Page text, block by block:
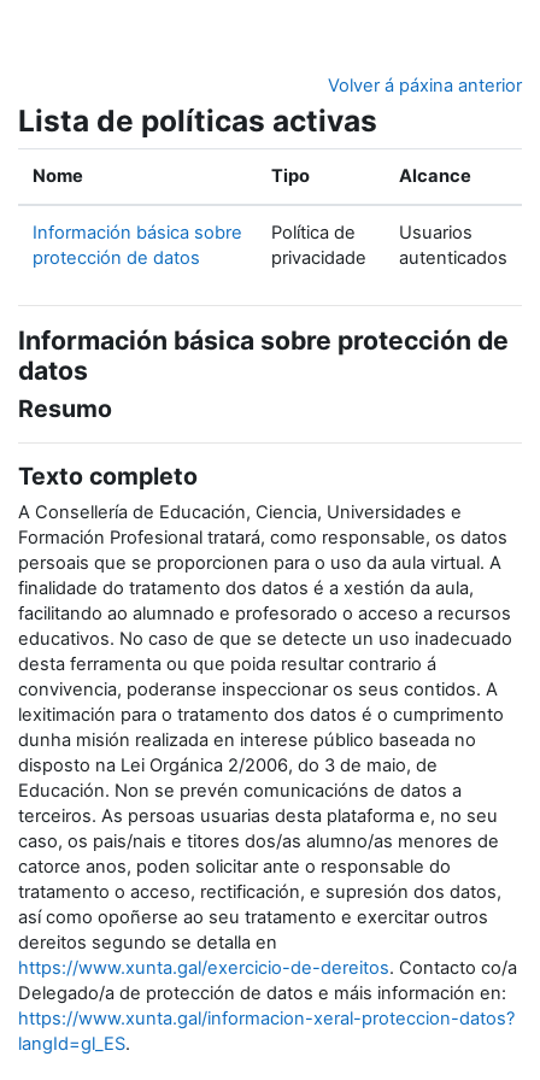
Volver á páxina anterior
Lista de políticas activas
Nome Tipo Alcance
Información básica sobre
protección de datos
Política de
privacidade
Usuarios
autenticados
Información básica sobre protección de
datos
Resumo
Texto completo
A Consellería de Educación, Ciencia, Universidades e
Formación Profesional tratará, como responsable, os datos
persoais que se proporcionen para o uso da aula virtual. A
finalidade do tratamento dos datos é a xestión da aula,
facilitando ao alumnado e profesorado o acceso a recursos
educativos. No caso de que se detecte un uso inadecuado
desta ferramenta ou que poida resultar contrario á
convivencia, poderanse inspeccionar os seus contidos. A
lexitimación para o tratamento dos datos é o cumprimento
dunha misión realizada en interese público baseada no
disposto na Lei Orgánica 2/2006, do 3 de maio, de
Educación. Non se prevén comunicacións de datos a
terceiros. As persoas usuarias desta plataforma e, no seu
caso, os pais/nais e titores dos/as alumno/as menores de
catorce anos, poden solicitar ante o responsable do
tratamento o acceso, rectificación, e supresión dos datos,
así como opoñerse ao seu tratamento e exercitar outros
dereitos segundo se detalla en
https://www.xunta.gal/exercicio-de-dereitos. Contacto co/a
Delegado/a de protección de datos e máis información en:
https://www.xunta.gal/informacion-xeral-proteccion-datos?
langId=gl_ES.